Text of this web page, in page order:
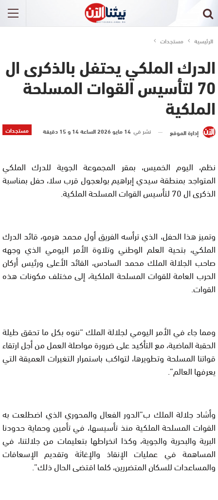
الرئيسية مستجدات
الدرك الملكي يحتفل بالذكرى ال
70 لتأسيس القوات المسلحة
الملكية
مستجدات إدارة الموقع نشر في 14 مايو 2026 الساعة 14 و 15 دقيقة
نظم، اليوم الخميس، بمقر المجموعة الجوية للدرك الملكي
المتواجد بمنطقة سيدي إبراهيم بولعجول قرب سلا، حفل بمناسبة
الذكرى ال 70 لتأسيس القوات المسلحة الملكية.
وتميز هذا الحفل، الذي ترأسه الفريق أول محمد هرمو، قائد الدرك
الملكي، بتحية العلم الوطني وتلاوة الأمر اليومي الذي وجهه
صاحب الجلالة الملك محمد السادس، القائد الأعلى ورئيس أركان
الحرب العامة للقوات المسلحة الملكية، إلى مختلف مكونات هذه
القوات.
ومما جاء في الأمر اليومي لجلالة الملك “ننوه بكل ما تحقق طيلة
الحقبة الماضية، مع التأكيد على ضرورة مواصلة العمل من أجل ارتقاء
قواتنا المسلحة وتطويرها، لتواكب باستمرار التغيرات العميقة التي
يعرفها العالم”.
وأشاد جلالة الملك ب”الدور الفعال والمحوري الذي اضطلعت به
القوات المسلحة الملكية منذ تأسيسها، في تأمين وحماية حدودنا
البرية والبحرية والجوية، وكذا انخراطها بتعليمات من جلالتنا، في
المساهمة في عمليات الإنقاذ والإغاثة وتقديم الإسعافات
والمساعدات للسكان المتضررين، كلما اقتضى الحال ذلك”.